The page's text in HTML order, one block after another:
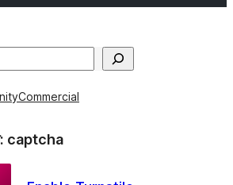
Commercial
captcha